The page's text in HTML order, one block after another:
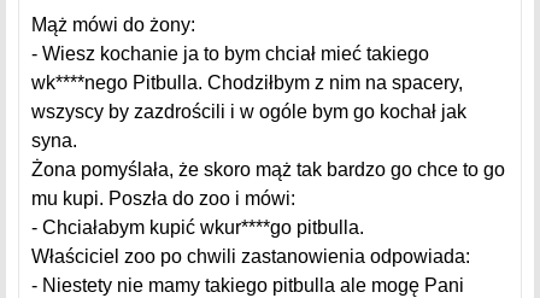
Mąż mówi do żony:
- Wiesz kochanie ja to bym chciał mieć takiego
wk****nego Pitbulla. Chodziłbym z nim na spacery,
wszyscy by zazdrościli i w ogóle bym go kochał jak
syna.
Żona pomyślała, że skoro mąż tak bardzo go chce to go
mu kupi. Poszła do zoo i mówi:
- Chciałabym kupić wkur****go pitbulla.
Właściciel zoo po chwili zastanowienia odpowiada:
- Niestety nie mamy takiego pitbulla ale mogę Pani